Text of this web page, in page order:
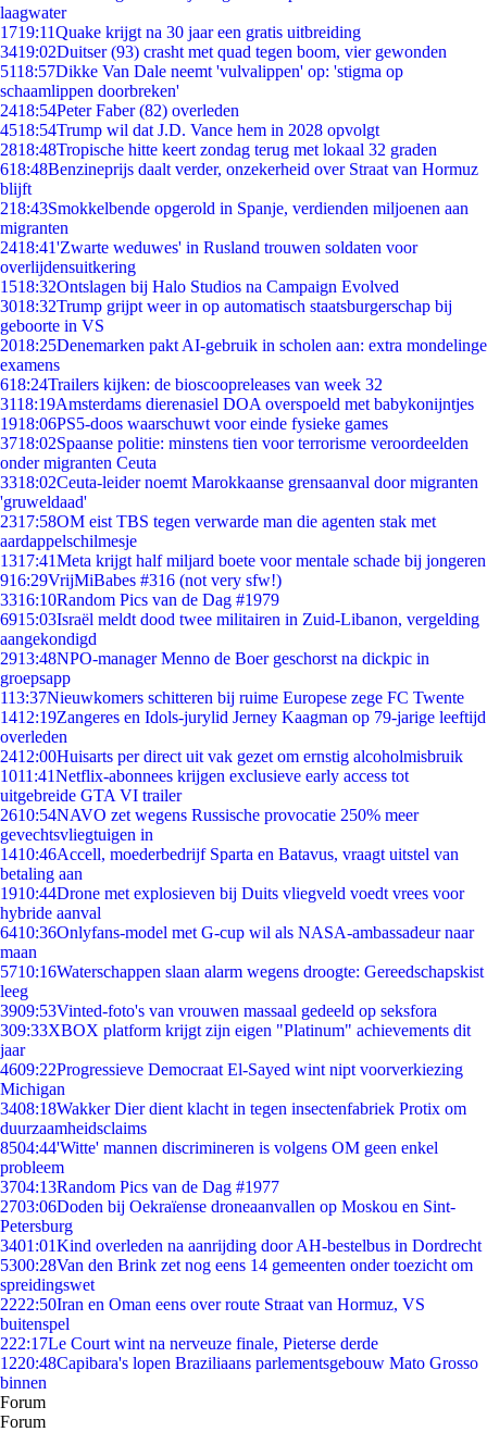
laagwater
1719:11Quake krijgt na 30 jaar een gratis uitbreiding
3419:02Duitser (93) crasht met quad tegen boom, vier gewonden
5118:57Dikke Van Dale neemt 'vulvalippen' op: 'stigma op
schaamlippen doorbreken'
2418:54Peter Faber (82) overleden
4518:54Trump wil dat J.D. Vance hem in 2028 opvolgt
2818:48Tropische hitte keert zondag terug met lokaal 32 graden
618:48Benzineprijs daalt verder, onzekerheid over Straat van Hormuz
blijft
218:43Smokkelbende opgerold in Spanje, verdienden miljoenen aan
migranten
2418:41'Zwarte weduwes' in Rusland trouwen soldaten voor
overlijdensuitkering
1518:32Ontslagen bij Halo Studios na Campaign Evolved
3018:32Trump grijpt weer in op automatisch staatsburgerschap bij
geboorte in VS
2018:25Denemarken pakt AI-gebruik in scholen aan: extra mondelinge
examens
618:24Trailers kijken: de bioscoopreleases van week 32
3118:19Amsterdams dierenasiel DOA overspoeld met babykonijntjes
1918:06PS5-doos waarschuwt voor einde fysieke games
3718:02Spaanse politie: minstens tien voor terrorisme veroordeelden
onder migranten Ceuta
3318:02Ceuta-leider noemt Marokkaanse grensaanval door migranten
'gruweldaad'
2317:58OM eist TBS tegen verwarde man die agenten stak met
aardappelschilmesje
1317:41Meta krijgt half miljard boete voor mentale schade bij jongeren
916:29VrijMiBabes #316 (not very sfw!)
3316:10Random Pics van de Dag #1979
6915:03Israël meldt dood twee militairen in Zuid-Libanon, vergelding
aangekondigd
2913:48NPO-manager Menno de Boer geschorst na dickpic in
groepsapp
113:37Nieuwkomers schitteren bij ruime Europese zege FC Twente
1412:19Zangeres en Idols-jurylid Jerney Kaagman op 79-jarige leeftijd
overleden
2412:00Huisarts per direct uit vak gezet om ernstig alcoholmisbruik
1011:41Netflix-abonnees krijgen exclusieve early access tot
uitgebreide GTA VI trailer
2610:54NAVO zet wegens Russische provocatie 250% meer
gevechtsvliegtuigen in
1410:46Accell, moederbedrijf Sparta en Batavus, vraagt uitstel van
betaling aan
1910:44Drone met explosieven bij Duits vliegveld voedt vrees voor
hybride aanval
6410:36Onlyfans-model met G-cup wil als NASA-ambassadeur naar
maan
5710:16Waterschappen slaan alarm wegens droogte: Gereedschapskist
leeg
3909:53Vinted-foto's van vrouwen massaal gedeeld op seksfora
309:33XBOX platform krijgt zijn eigen "Platinum" achievements dit
jaar
4609:22Progressieve Democraat El-Sayed wint nipt voorverkiezing
Michigan
3408:18Wakker Dier dient klacht in tegen insectenfabriek Protix om
duurzaamheidsclaims
8504:44'Witte' mannen discrimineren is volgens OM geen enkel
probleem
3704:13Random Pics van de Dag #1977
2703:06Doden bij Oekraïense droneaanvallen op Moskou en Sint-
Petersburg
3401:01Kind overleden na aanrijding door AH-bestelbus in Dordrecht
5300:28Van den Brink zet nog eens 14 gemeenten onder toezicht om
spreidingswet
2222:50Iran en Oman eens over route Straat van Hormuz, VS
buitenspel
222:17Le Court wint na nerveuze finale, Pieterse derde
1220:48Capibara's lopen Braziliaans parlementsgebouw Mato Grosso
binnen
Forum
Forum